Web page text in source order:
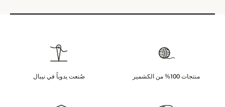
منتجات 100% من الكشمير صُنعت يدوياً في نيبال